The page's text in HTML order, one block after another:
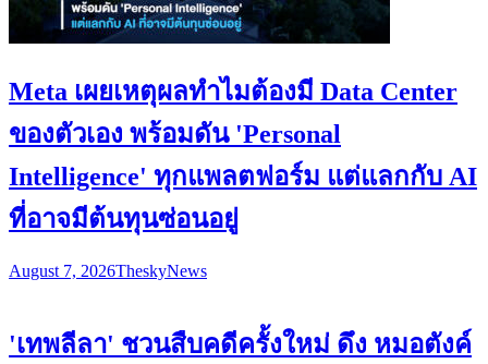
Meta เผยเหตุผลทำไมต้องมี Data Center
ของตัวเอง พร้อมดัน 'Personal
Intelligence' ทุกแพลตฟอร์ม แต่แลกกับ AI
ที่อาจมีต้นทุนซ่อนอยู่
August 7, 2026TheskyNews
'เทพลีลา' ชวนสืบคดีครั้งใหม่ ดึง หมอตังค์